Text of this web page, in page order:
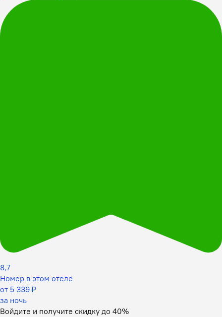
8,7
Номер в этом отеле
от 5 339 ₽
за ночь
Войдите и получите скидку до 40%